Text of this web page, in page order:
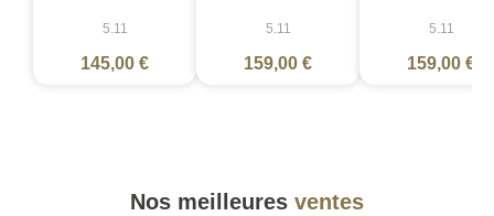
5.11
145,00 €
5.11
159,00 €
5.11
159,00 €
Nos meilleures ventes